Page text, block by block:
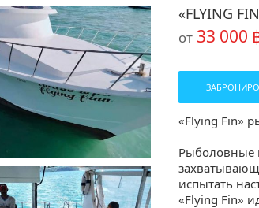
«FLYING
от 33 000
«Flying Fin»
Рыболовные
испытать
«Flying Fin»